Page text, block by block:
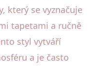
který se vyznačuje
tapetami a ručně
styl vytváří
a je často